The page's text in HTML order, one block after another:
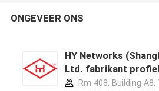
ONGEVEER ONS
HY Networks
Ltd. fabrikant profiel
Rm 408, Building A8,